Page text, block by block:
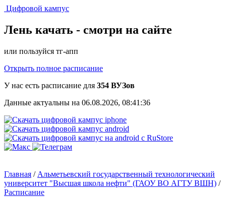
Цифровой кампус
Лень качать - смотри на сайте
или пользуйся тг-апп
Открыть полное расписание
У нас есть расписание для 354 ВУЗов
Данные актуальны на 06.08.2026, 08:41:36
Главная / Альметьевский государственный технологический
университет "Высшая школа нефти" (ГАОУ ВО АГТУ ВШН) /
Расписание